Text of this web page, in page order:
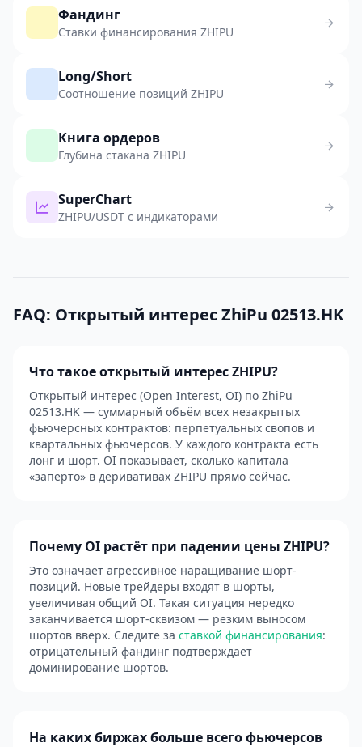
Фандинг
Ставки финансирования ZHIPU
Long/Short
Соотношение позиций ZHIPU
Книга ордеров
Глубина стакана ZHIPU
SuperChart
ZHIPU/USDT с индикаторами
FAQ: Открытый интерес ZhiPu 02513.HK
Что такое открытый интерес ZHIPU?
Открытый интерес (Open Interest, OI) по ZhiPu
02513.HK — суммарный объём всех незакрытых
фьючерсных контрактов: перпетуальных свопов и
квартальных фьючерсов. У каждого контракта есть
лонг и шорт. OI показывает, сколько капитала
«заперто» в деривативах ZHIPU прямо сейчас.
Почему OI растёт при падении цены ZHIPU?
Это означает агрессивное наращивание шорт-
позиций. Новые трейдеры входят в шорты,
увеличивая общий OI. Такая ситуация нередко
заканчивается шорт-сквизом — резким выносом
шортов вверх. Следите за ставкой финансирования:
отрицательный фандинг подтверждает
доминирование шортов.
На каких биржах больше всего фьючерсов